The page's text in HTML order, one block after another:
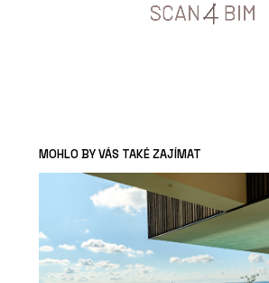
MOHLO BY VÁS TAKÉ ZAJÍMAT